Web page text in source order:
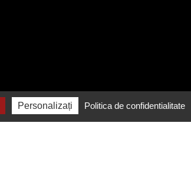
Personalizați Politica de confidentialitate